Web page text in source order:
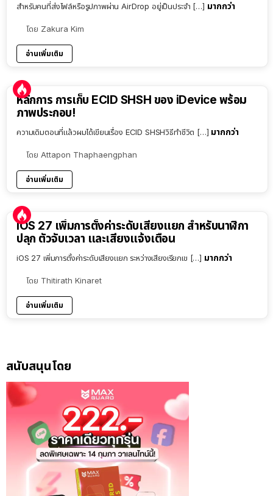
สำหรับคนที่ส่งไฟล์หรือรูปภาพผ่าน AirDrop อยู่เป็นประจำ […] มากกว่า
โดย Zakura Kim
อ่านเพิ่มเติม
หลักการ การเก็บ ECID SHSH ของ iDevice พร้อม
ภาพประกอบ!
ความเดิมตอนที่แล้วผมได้เขียนเรื่อง ECID SHSHวิธีทำชีวิต […] มากกว่า
โดย Attapon Thaphaengphan
อ่านเพิ่มเติม
iOS 27 เพิ่มการตั้งค่าระดับเสียงแยก สำหรับนาฬิกา
ปลุก ตัวจับเวลา และเสียงแจ้งเตือน
iOS 27 เพิ่มการตั้งค่าระดับเสียงแยก ระหว่างเสียงเรียกเข […] มากกว่า
โดย Thitirath Kinaret
อ่านเพิ่มเติม
สนับสนุนโดย